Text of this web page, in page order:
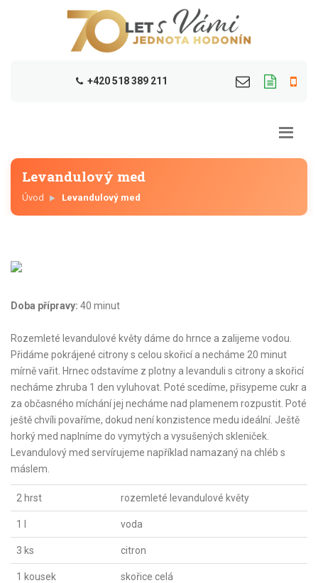
+420 518 389 211
Levandulový med
Úvod Levandulový med
Doba přípravy: 40 minut
Rozemleté levandulové květy dáme do hrnce a zalijeme vodou.
Přidáme pokrájené citrony s celou skořicí a necháme 20 minut
mírně vařit. Hrnec odstavíme z plotny a levanduli s citrony a skořicí
necháme zhruba 1 den vyluhovat. Poté scedíme, přisypeme cukr a
za občasného míchání jej necháme nad plamenem rozpustit. Poté
ještě chvíli povaříme, dokud není konzistence medu ideální. Ještě
horký med naplníme do vymytých a vysušených skleniček.
Levandulový med servírujeme například namazaný na chléb s
máslem.
2 hrst rozemleté levandulové květy
1 l voda
3 ks citron
1 kousek skořice celá